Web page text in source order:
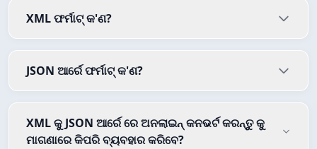
XML ଫର୍ମାଟ୍ କ'ଣ?
JSON ଆର୍ରେ ଫର୍ମାଟ୍ କ'ଣ?
XML କୁ JSON ଆର୍ରେ ରେ ଅନଲାଇନ୍ କନଭର୍ଟ କରନ୍ତୁ କୁ
ମାଗଣାରେ କିପରି ବ୍ୟବହାର କରିବେ?